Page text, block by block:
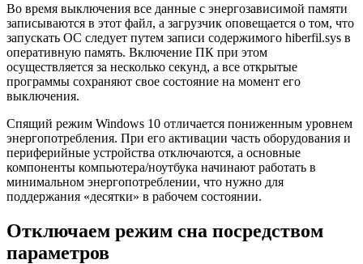
Во время выключения все данные с энергозависимой памяти
записываются в этот файл, а загрузчик оповещается о том, что
запускать ОС следует путем записи содержимого hiberfil.sys в
оперативную память. Включение ПК при этом
осуществляется за несколько секунд, а все открытые
программы сохраняют свое состояние на момент его
выключения.
Спящий режим Windows 10 отличается пониженным уровнем
энергопотребления. При его активации часть оборудования и
периферийные устройства отключаются, а основные
компоненты компьютера/ноутбука начинают работать в
минимальном энергопотреблении, что нужно для
поддержания «десятки» в рабочем состоянии.
Отключаем режим сна посредством
параметров